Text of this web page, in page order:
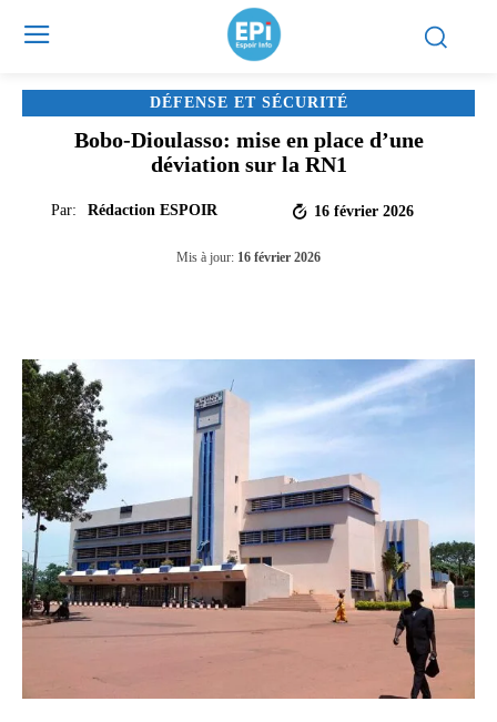
DÉFENSE ET SÉCURITÉ
Bobo-Dioulasso: mise en place d’une
déviation sur la RN1
Par: Rédaction ESPOIR 16 février 2026
Mis à jour: 16 février 2026